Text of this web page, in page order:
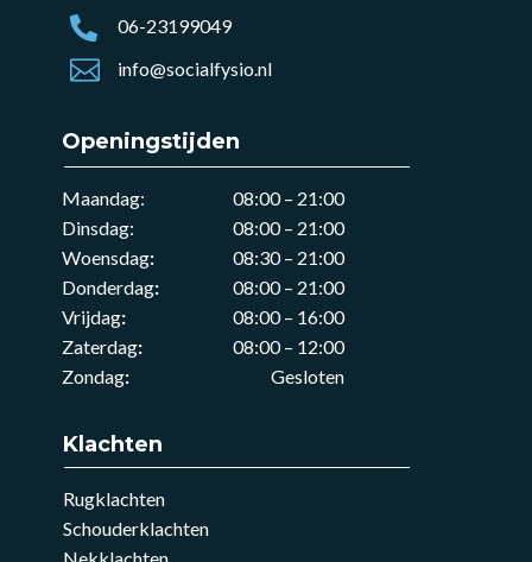
 06-23199049
 info@socialfysio.nl
Openingstijden
Maandag:
08:00 – 21:00
Dinsdag:
08:00 – 21:00
Woensdag:
08:30 – 21:00
Donderdag:
08:00 – 21:00
Vrijdag:
08:00 – 16:00
Zaterdag:
08:00 – 12:00
Zondag: Gesloten
Klachten
Rugklachten
Schouderklachten